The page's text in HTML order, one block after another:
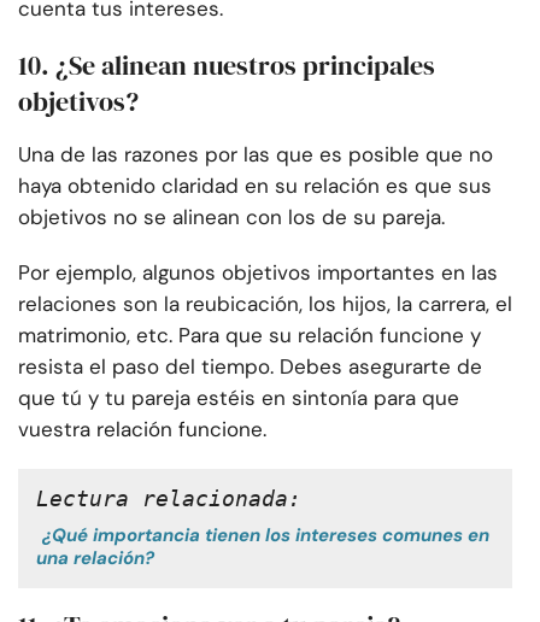
cuenta tus intereses.
10. ¿Se alinean nuestros principales
objetivos?
Una de las razones por las que es posible que no
haya obtenido claridad en su relación es que sus
objetivos no se alinean con los de su pareja.
Por ejemplo, algunos objetivos importantes en las
relaciones son la reubicación, los hijos, la carrera, el
matrimonio, etc. Para que su relación funcione y
resista el paso del tiempo. Debes asegurarte de
que tú y tu pareja estéis en sintonía para que
vuestra relación funcione.
Lectura relacionada:
¿Qué importancia tienen los intereses comunes en
una relación?